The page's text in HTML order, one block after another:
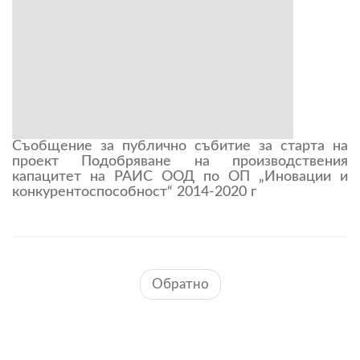
Съобщение за публично събитие за старта на
проект Подобряване на производствения
капацитет на РАИС ООД по ОП „Иновации и
конкурентоспособност“ 2014-2020 г
Обратно